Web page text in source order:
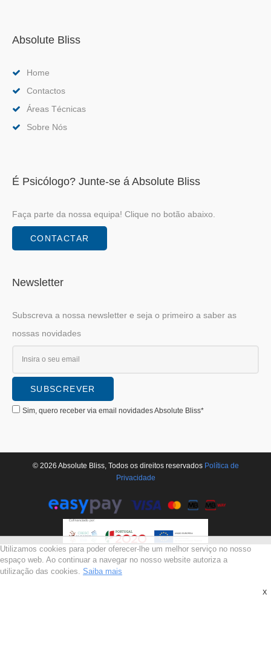
Absolute Bliss
Home
Contactos
Áreas Técnicas
Sobre Nós
É Psicólogo? Junte-se á Absolute Bliss
Faça parte da nossa equipa! Clique no botão abaixo.
CONTACTAR
Newsletter
Subscreva a nossa newsletter e seja o primeiro a saber as
nossas novidades
Sim, quero receber via email novidades Absolute Bliss*
© 2026 Absolute Bliss, Todos os direitos reservados Polí­tica de
Privacidade
Utilizamos cookies para poder oferecer-lhe um melhor serviço no nosso
espaço web. Ao continuar a navegar no nosso website autoriza a
utilização das cookies. Saiba mais
X